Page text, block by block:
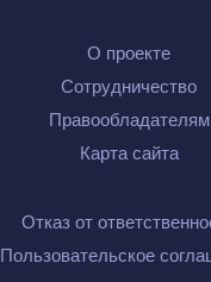
О проекте
Сотрудничество
Правообладателям
Карта сайта
Отказ от
Пользовательское